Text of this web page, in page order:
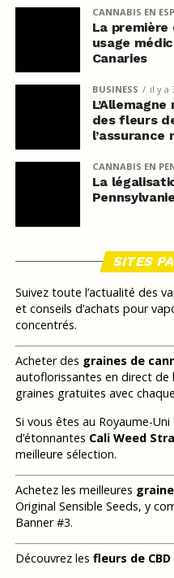
CANNABIS EN
La
usage
Canaries
BUSINESS il y a
des fleurs
l’assurance
CANNABIS EN
La
SITES
Suivez toute l’actualité des
et conseils d’achats pour
concentrés.
Acheter des graines de
autoflorissantes en direct de
graines gratuites avec
Si vous êtes au Royaume-
d’étonnantes Cali Weed
meilleure sélection.
Achetez les meilleures
Original Sensible Seeds, y
Banner #3.
Découvrez les fleurs de CBD